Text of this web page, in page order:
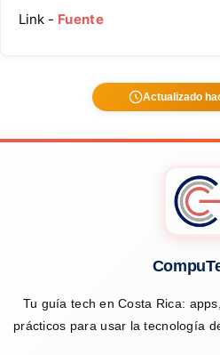
Link - Fuente
Actualizado
Tu guía tech en Costa Rica:
prácticos para usar la tecnología